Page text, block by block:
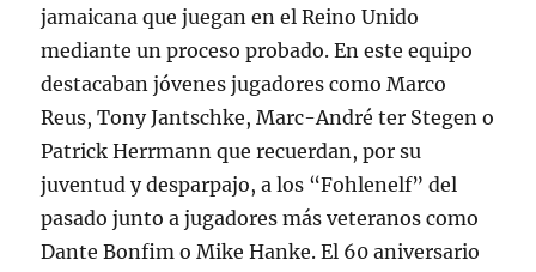
jamaicana que juegan en el Reino Unido
mediante un proceso probado. En este equipo
destacaban jóvenes jugadores como Marco
Reus, Tony Jantschke, Marc-André ter Stegen o
Patrick Herrmann que recuerdan, por su
juventud y desparpajo, a los “Fohlenelf” del
pasado junto a jugadores más veteranos como
Dante Bonfim o Mike Hanke. El 60 aniversario